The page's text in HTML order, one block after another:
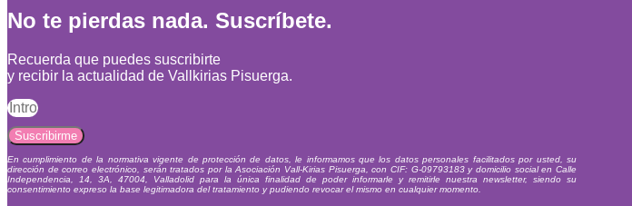
No te pierdas nada. Suscríbete.
Recuerda que puedes suscribirte
y recibir la actualidad de Vallkirias Pisuerga.
Suscribirme
En cumplimiento de la normativa vigente de protección de datos, le informamos que los datos personales facilitados por usted, su
dirección de correo electrónico, serán tratados por la Asociación Vall-Kirias Pisuerga, con CIF: G-09793183 y domicilio social en Calle
Independencia, 14, 3A, 47004, Valladolid para la única finalidad de poder informarle y remitirle nuestra newsletter, siendo su
consentimiento expreso la base legitimadora del tratamiento y pudiendo revocar el mismo en cualquier momento.